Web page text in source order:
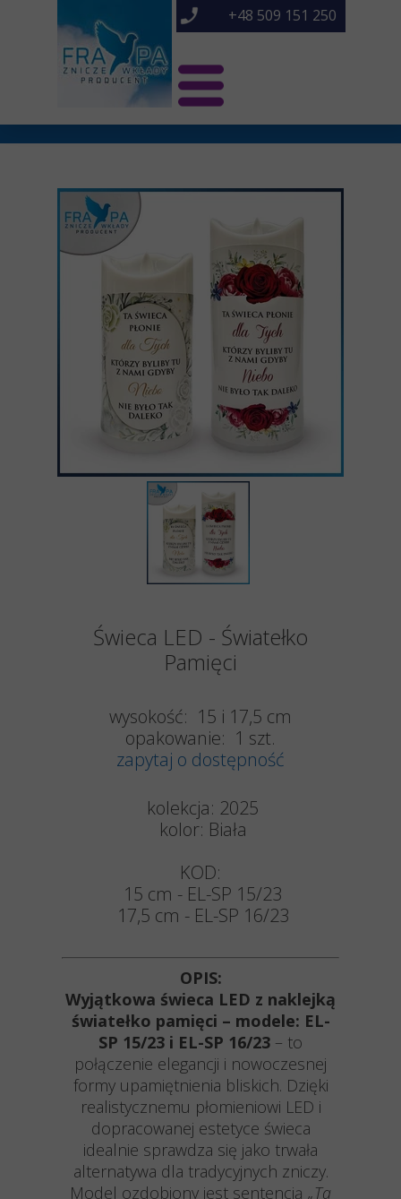
+48 509 151 250
Znicze NOWOŚCI
O nas
Kontakt
Świeca LED - Światełko
Pamięci
wysokość: 15 i 17,5 cm
opakowanie: 1 szt.
zapytaj o dostępność
kolekcja: 2025
kolor: Biała
KOD:
15 cm - EL-SP 15/23
17,5 cm - EL-SP 16/23
OPIS:
Wyjątkowa świeca LED z naklejką
światełko pamięci – modele: EL-
SP 15/23 i EL-SP 16/23 – to
połączenie elegancji i nowoczesnej
formy upamiętnienia bliskich. Dzięki
realistycznemu płomieniowi LED i
dopracowanej estetyce świeca
idealnie sprawdza się jako trwała
alternatywa dla tradycyjnych zniczy.
Model ozdobiony jest sentencją „Ta